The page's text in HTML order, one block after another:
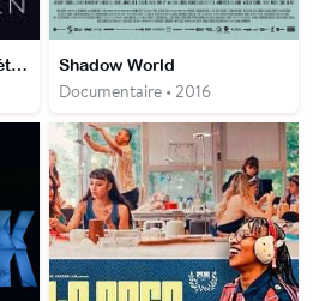
Unforgotten : le passé déterré Shadow World
Documentaire • 2016